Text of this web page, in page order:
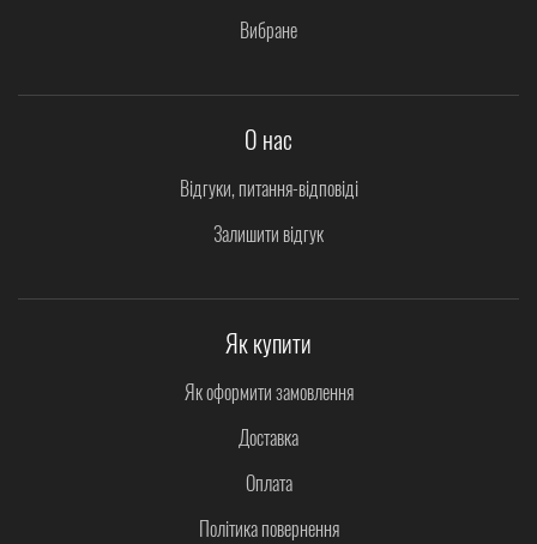
Вибране
О нас
Відгуки, питання-відповіді
Залишити відгук
Як купити
Як оформити замовлення
Доставка
Оплата
Політика повернення